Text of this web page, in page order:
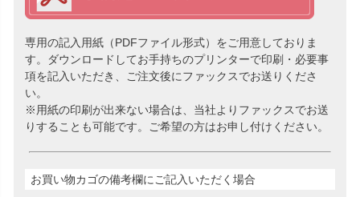
専用の記入用紙（PDFファイル形式）をご用意しておりま
す。ダウンロードしてお手持ちのプリンターで印刷・必要事
項を記入いただき、ご注文後にファックスでお送りくださ
い。
※用紙の印刷が出来ない場合は、当社よりファックスでお送
りすることも可能です。ご希望の方はお申し付けください。
お買い物カゴの備考欄にご記入いただく場合